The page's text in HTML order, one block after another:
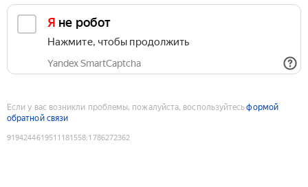
Я не робот
Нажмите, чтобы продолжить
Yandex SmartCaptcha
Если у вас возникли проблемы, пожалуйста, воспользуйтесьформой
обратной связи
9194244619511181558:1786272362